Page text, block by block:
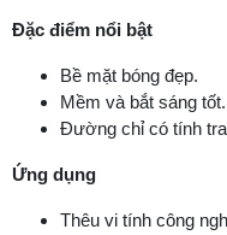
Đặc điểm nổi bật
Bề mặt bóng đẹp.
Mềm và bắt sáng tốt.
Đường chỉ có tính
Ứng dụng
Thêu vi tính công